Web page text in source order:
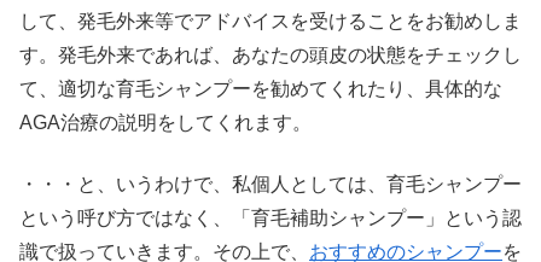
して、発毛外来等でアドバイスを受けることをお勧めしま
す。発毛外来であれば、あなたの頭皮の状態をチェックし
て、適切な育毛シャンプーを勧めてくれたり、具体的な
AGA治療の説明をしてくれます。
・・・と、いうわけで、私個人としては、育毛シャンプー
という呼び方ではなく、「育毛補助シャンプー」という認
識で扱っていきます。その上で、 おすすめのシャンプーを